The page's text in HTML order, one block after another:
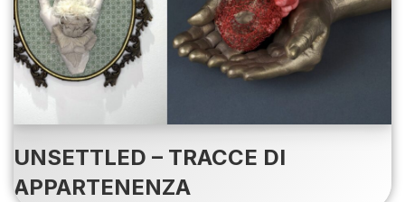
UNSETTLED – TRACCE DI
APPARTENENZA